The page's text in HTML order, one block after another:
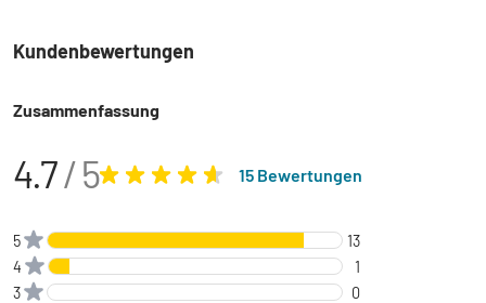
Kundenbewertungen
Zusammenfassung
4.7/ 5 15 Bewertungen
5
13
4
1
3
0